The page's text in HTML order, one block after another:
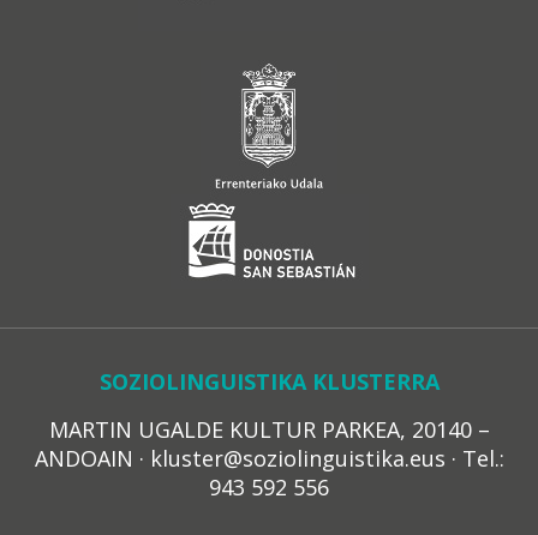
SOZIOLINGUISTIKA KLUSTERRA
MARTIN UGALDE KULTUR PARKEA, 20140 –
ANDOAIN · kluster@soziolinguistika.eus · Tel.:
943 592 556